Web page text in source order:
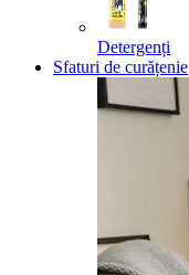
Detergenți
Sfaturi de curățenie